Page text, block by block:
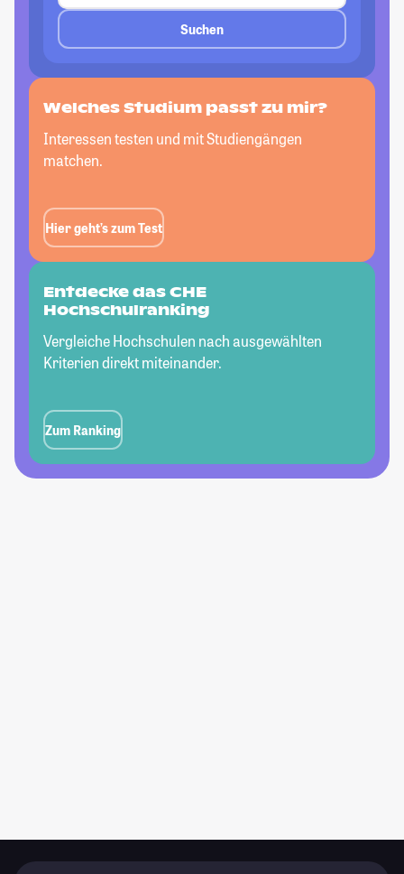
Suchen
Welches Studium passtzu mir?
Interessen testen und mit Studiengängen
matchen.
Hier geht’s zum Test
Entdecke das CHE
Hochschulranking
Vergleiche Hochschulen nach ausgewählten
Kriterien direkt miteinander.
Zum Ranking